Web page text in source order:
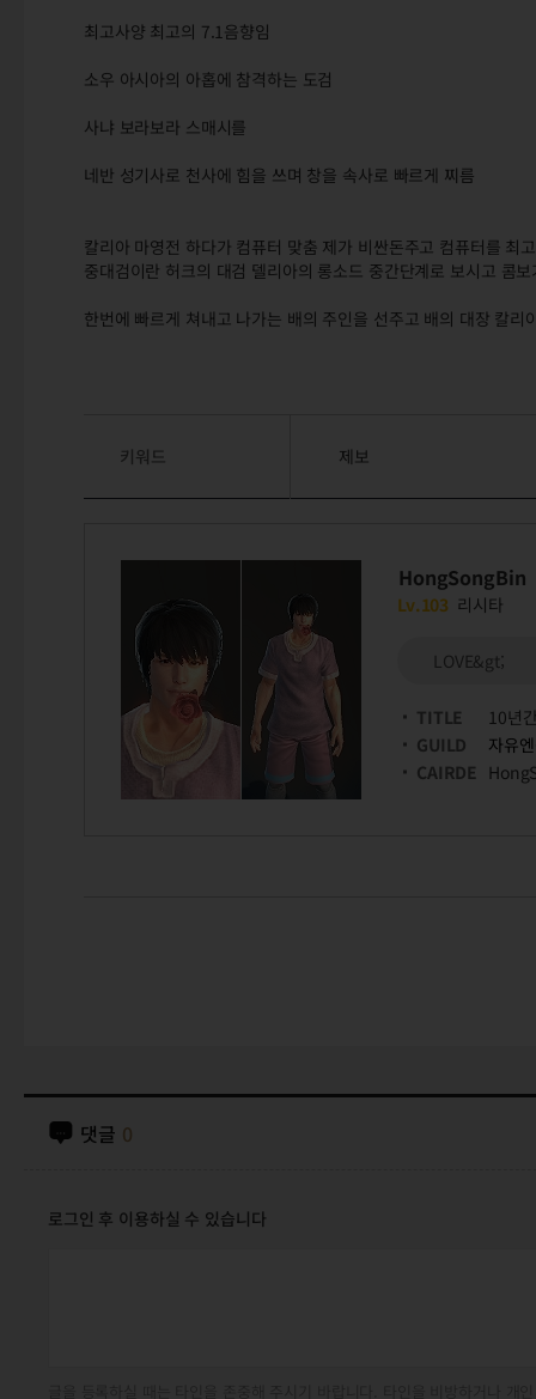
최고사양 최고의 7.1음향임
소우 아시아의 아홉에 참격하는 도검
사냐 보라보라 스매시를
네반 성기사로 천사에 힘을 쓰며 창을 속사로 빠르게 찌름
칼리아 마영전 하다가 컴퓨터 맞춤 제가 비싼돈주고 컴퓨터를 최
중대검이란 허크의 대검 델리아의 롱소드 중간단계로 보시고 콤
한번에 빠르게 쳐내고 나가는 배의 주인을 선주고 배의 대장 칼리
키워드 제보
HongSongBin
Lv.103 리시타
LOVE&gt;
TITLE
10년
GUILD
자유
CAIRDE
댓글 0
로그인 후 이용하실 수 있습니다